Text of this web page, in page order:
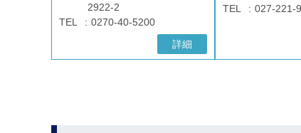
2922-2
TEL
0270-40-5200
詳細
TEL
027-221-